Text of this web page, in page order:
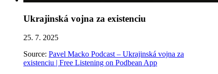
Ukrajinská vojna za existenciu
25. 7. 2025
Source: Pavel Macko Podcast – Ukrajinská vojna za
existenciu | Free Listening on Podbean App